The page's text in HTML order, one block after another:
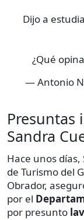
Dijo a
¿Qué
— Antonio
Presuntas
Sandra
Hace unos
de Turismo del
Obrador,
por el
por presunto